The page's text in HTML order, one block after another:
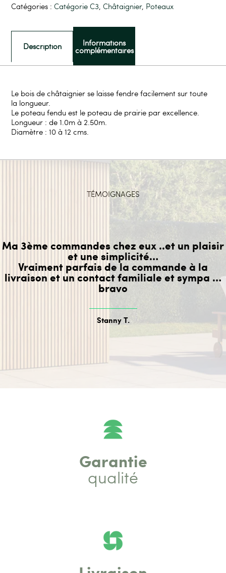
châtaignier
Catégories :Catégorie C3,Châtaignier, Poteaux
Description Informations
complémentaires
Le bois de châtaignier se laisse fendre facilement sur toute
la longueur.
Le poteau fendu est le poteau de prairie par excellence.
Longueur : de 1.0m à 2.50m.
Diamètre : 10 à 12 cms.
TÉMOIGNAGES
Ma 3ème commandes chez eux ..et un plaisir
et une simplicité…
Vraiment parfais de la commande à la
livraison et un contact familiale et sympa …
bravo
Stanny T.
Garantie
qualité